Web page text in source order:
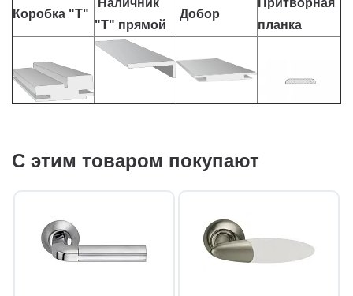
Коробка "Т"
Наличник
"Т" прямой
Добор
Притворная
планка
С этим товаром покупают